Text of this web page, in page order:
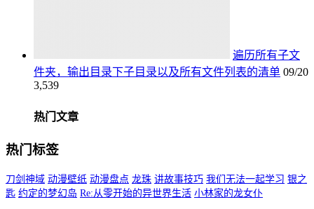
遍历所有子文
件夹，输出目录下子目录以及所有文件列表的清单 09/20
3,539
热门文章
热门标签
刀剑神域 动漫壁纸 动漫盘点 龙珠 讲故事技巧 我们无法一起学习 银之
匙 约定的梦幻岛 Re:从零开始的异世界生活 小林家的龙女仆